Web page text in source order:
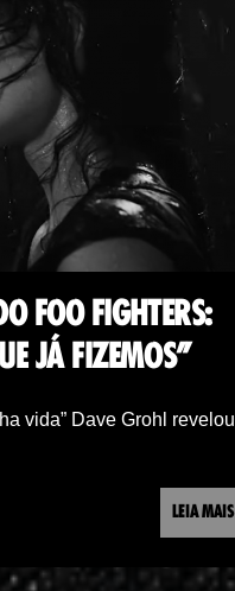
FOO FIGHTERS:
JÁ FIZEMOS”
vida” Dave Grohl revelou
LEIA MAIS